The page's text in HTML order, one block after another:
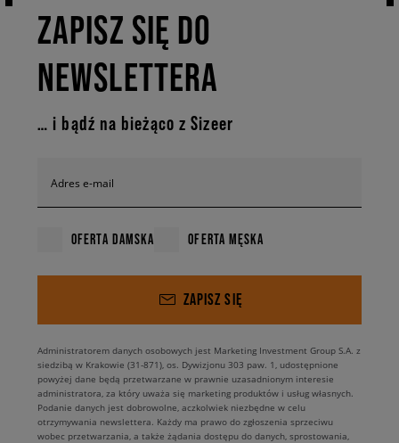
ZAPISZ SIĘ DO
NEWSLETTERA
… i bądź na bieżąco z Sizeer
Adres e-mail
OFERTA DAMSKA OFERTA MĘSKA
ZAPISZ SIĘ
Administratorem danych osobowych jest Marketing Investment Group S.A. z
siedzibą w Krakowie (31-871), os. Dywizjonu 303 paw. 1, udostępnione
powyżej dane będą przetwarzane w prawnie uzasadnionym interesie
administratora, za który uważa się marketing produktów i usług własnych.
Podanie danych jest dobrowolne, aczkolwiek niezbędne w celu
otrzymywania newslettera. Każdy ma prawo do zgłoszenia sprzeciwu
wobec przetwarzania, a także żądania dostępu do danych, sprostowania,